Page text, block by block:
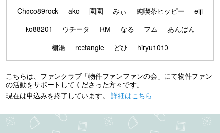
Choco89rock
ako 園園 みぃ 純喫茶ヒッピー
eiji
ko88201
ウチータ RM なる フム
あんぱん
棚湯
rectangle どひ hiryu1010
こちらは、ファンクラブ「物件ファンファンの会」にて物件ファン
の活動をサポートしてくださった方々です。
現在は申込みを終了しています。 詳細はこちら